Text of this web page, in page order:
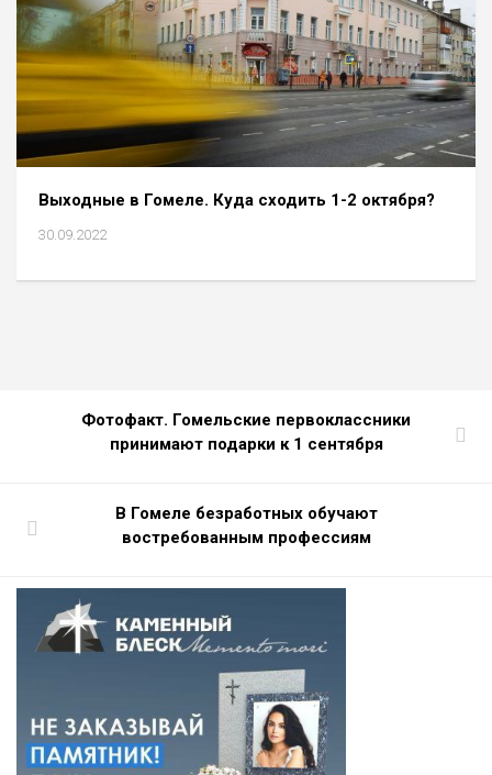
Выходные в Гомеле. Куда сходить 1-2 октября?
30.09.2022
Фотофакт. Гомельские первоклассники
принимают подарки к 1 сентября
В Гомеле безработных обучают
востребованным профессиям